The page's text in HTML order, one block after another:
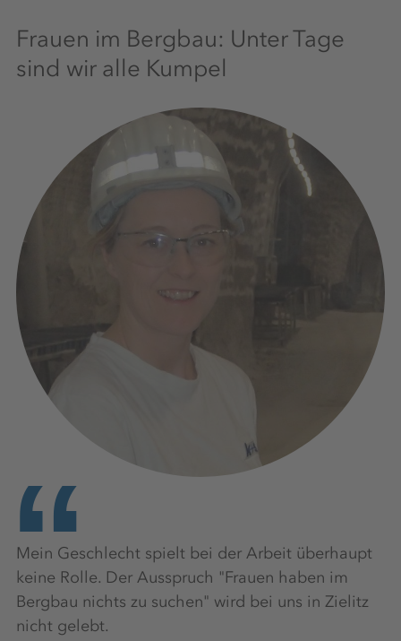
Frauen im Bergbau: Unter Tage
sind wir alle Kumpel
Mein Geschlecht spielt bei der Arbeit überhaupt
keine Rolle. Der Ausspruch "Frauen haben im
Bergbau nichts zu suchen" wird bei uns in Zielitz
nicht gelebt.